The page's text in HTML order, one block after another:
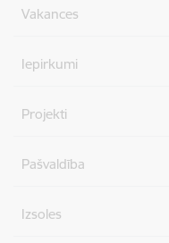
Vakances
Iepirkumi
Projekti
Pašvaldība
Izsoles